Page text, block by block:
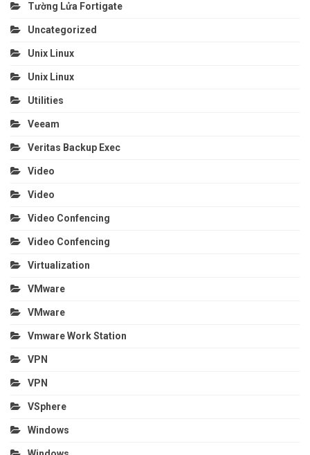
Tường Lửa Fortigate
Uncategorized
Unix Linux
Unix Linux
Utilities
Veeam
Veritas Backup Exec
Video
Video
Video Confencing
Video Confencing
Virtualization
VMware
VMware
Vmware Work Station
VPN
VPN
VSphere
Windows